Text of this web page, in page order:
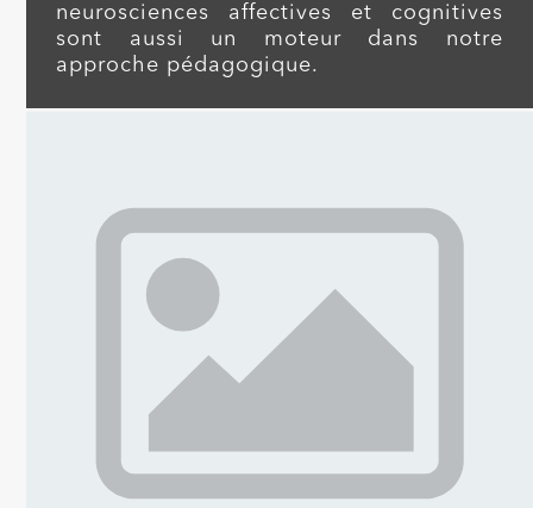
neurosciences affectives et cognitives
sont aussi un moteur dans notre
approche pédagogique.